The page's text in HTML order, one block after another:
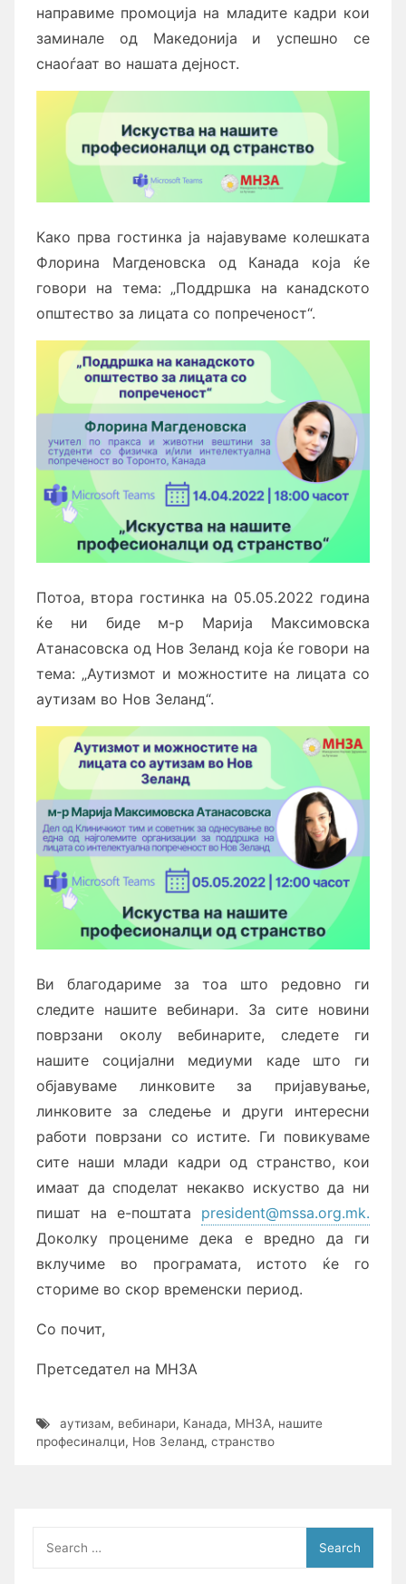
направиме промоција на младите кадри кои
заминале од Македонија и успешно се
снаоѓаат во нашата дејност.
Како прва гостинка ја најавуваме колешката
Флорина Магденовска од Канада која ќе
говори на тема: „Поддршка на канадското
општество за лицата со попреченост“.
Потоа, втора гостинка на 05.05.2022 година
ќе ни биде м-р Марија Максимовска
Атанасовска од Нов Зеланд која ќе говори на
тема: „Аутизмот и можностите на лицата со
аутизам во Нов Зеланд“.
Ви благодариме за тоа што редовно ги
следите нашите вебинари. За сите новини
поврзани околу вебинарите, следете ги
нашите социјални медиуми каде што ги
објавуваме линковите за пријавување,
линковите за следење и други интересни
работи поврзани со истите. Ги повикуваме
сите наши млади кадри од странство, кои
имаат да споделат некакво искуство да ни
пишат на е-поштата president@mssa.org.mk.
Доколку процениме дека е вредно да ги
вклучиме во програмата, истото ќе го
сториме во скор временски период.
Со почит,
Претседател на МНЗА
аутизам, вебинари, Канада, МНЗА, нашите
професиналци, Нов Зеланд, странство
for: